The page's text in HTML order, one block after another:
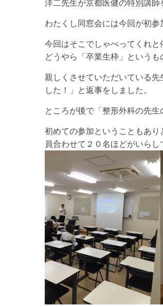
洋二先生が京都医健の特別講師
わたくし同窓会には今回が初参
今回はそこでしゃべってくれ
どうやら「卒業生枠」という
親しくさせていただいている
した！」と返事をしました。
ところが後で「整形外科の先
初めての参加ということもあ
員合わせて２０名ほどがいらし